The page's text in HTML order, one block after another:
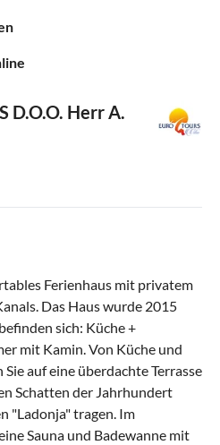
D.O.O. Herr A.
Ferienhaus mit privatem
Das Haus wurde 2015
sich: Küche +
mit Kamin. Von Küche und
auf eine überdachte Terrasse
Schatten der Jahrhundert
"Ladonja" tragen. Im
Sauna und Badewanne mit